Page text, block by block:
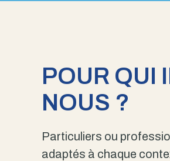
POUR QUI
NOUS ?
Particuliers ou
adaptés à chaque